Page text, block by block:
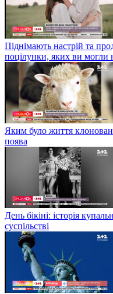
Піднімають настрій та
поцілунки, яких ви могли
Яким було життя
поява
День бікіні: історія
суспільстві